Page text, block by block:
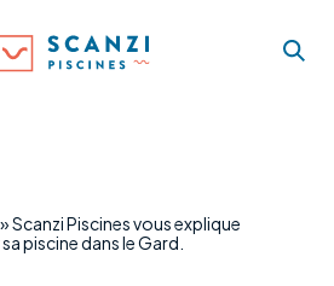
»Scanzi Piscines vous explique
piscine dans le Gard.